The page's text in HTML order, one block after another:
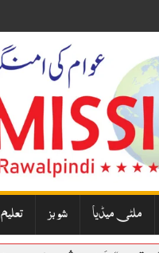
ملٹی میڈیا شوبز تعلیم